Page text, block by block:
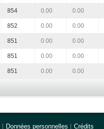
854 0.00 0.00
852 0.00 0.00
851 0.00 0.00
851 0.00 0.00
851 0.00 0.00
Données personnelles Crédits